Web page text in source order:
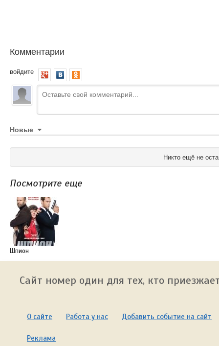
Комментарии
войдите
Новые
Никто ещё не
Посмотрите еще
Шпион
Сайт номер один для тех, кто
О сайте Работа у нас Добавить событие на сайт
Реклама